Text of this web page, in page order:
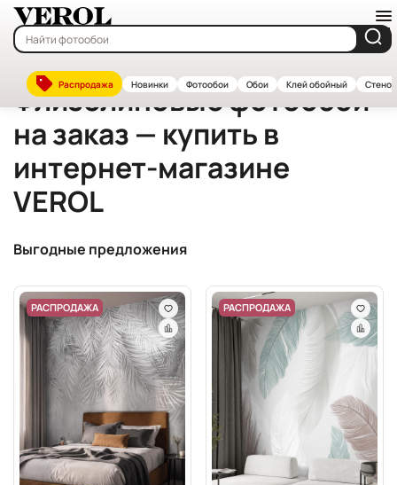
Распродажа Новинки Фотообои Обои Клей обойный
Главная—Каталог Флизелиновые фотообои на заказ — купить
Флизелиновые фотообои
на заказ — купить в
интернет-магазине
VEROL
Выгодные предложения
РАСПРОДАЖА РАСПРОДАЖА